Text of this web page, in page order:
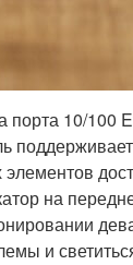
порта 10/100
на
и